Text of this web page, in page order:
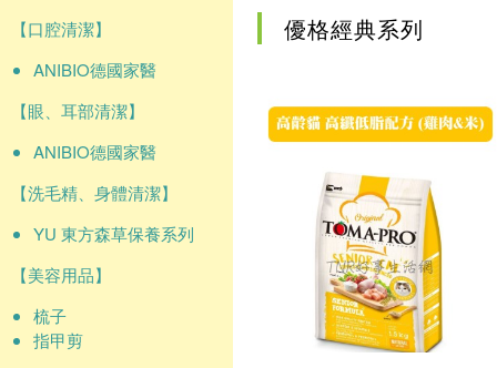
【口腔清潔】
ANIBIO德國家醫
【眼、耳部清潔】
ANIBIO德國家醫
【洗毛精、身體清潔】
YU 東方森草保養系列
【美容用品】
梳子
指甲剪
優格經典系列